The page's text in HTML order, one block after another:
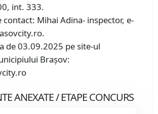
int. 333.
contact: Mihai Adina- inspector, e-
de 03.09.2025 pe site-ul
Brașov:
ANEXATE / ETAPE CONCURS